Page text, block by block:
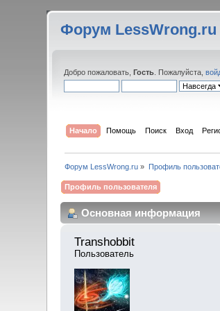
Форум LessWrong.ru
Добро пожаловать,Гость . Пожалуйста,
Начало Помощь Поиск Вход
Форум LessWrong.ru » Профиль
Профиль пользователя
Основная информация
Transhobbit
Пользователь